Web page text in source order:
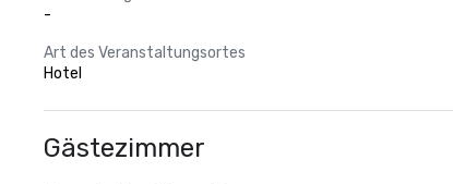
-
Art des Veranstaltungsortes
Hotel
Gästezimmer